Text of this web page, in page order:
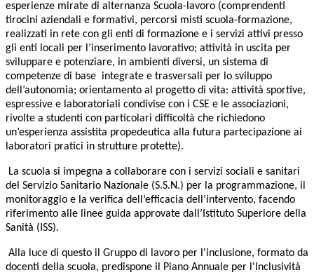
esperienze mirate di alternanza Scuola-lavoro (comprendenti
tirocini aziendali e formativi, percorsi misti scuola-formazione,
realizzati in rete con gli enti di formazione e i servizi attivi presso
gli enti locali per l’inserimento lavorativo; attività in uscita per
sviluppare e potenziare, in ambienti diversi, un sistema di
competenze di base integrate e trasversali per lo sviluppo
dell’autonomia; orientamento al progetto di vita: attività sportive,
espressive e laboratoriali condivise con i CSE e le associazioni,
rivolte a studenti con particolari difficoltà che richiedono
un’esperienza assistita propedeutica alla futura partecipazione ai
laboratori pratici in strutture protette).
La scuola si impegna a collaborare con i servizi sociali e sanitari
del Servizio Sanitario Nazionale (S.S.N.) per la programmazione, il
monitoraggio e la verifica dell’efficacia dell’intervento, facendo
riferimento alle linee guida approvate dall’Istituto Superiore della
Sanità (ISS).
Alla luce di questo il Gruppo di lavoro per l'inclusione, formato da
docenti della scuola, predispone il Piano Annuale per l'Inclusività